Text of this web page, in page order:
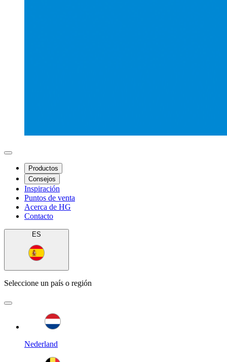
Productos
Consejos
Inspiración
Puntos de venta
Acerca de HG
Contacto
ES
Seleccione un país o región
Nederland